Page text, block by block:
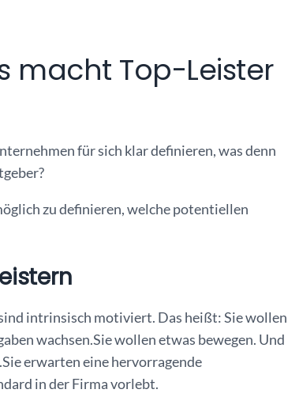
macht Top-Leister
für sich klar definieren, was denn
zu definieren, welche potentiellen
intrinsisch motiviert. Das heißt: Sie wollen
wachsen.Sie wollen etwas bewegen. Und
erwarten eine hervorragende
in der Firma vorlebt.